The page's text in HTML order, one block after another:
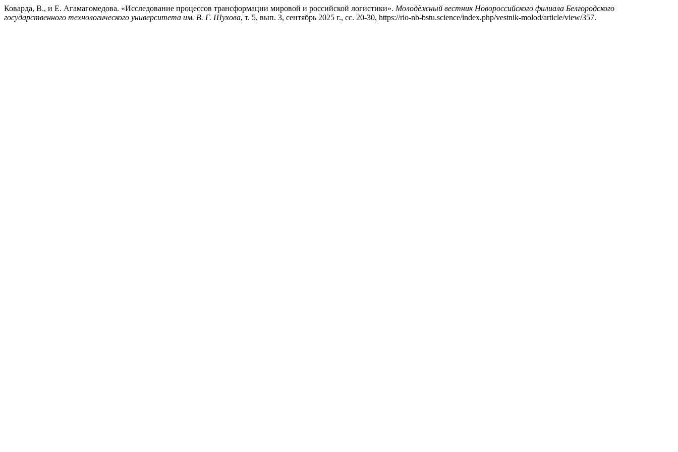
Коварда, В., и Е. Агамагомедова. «Исследование процессов трансформации мировой и российской логистики». Молодёжный вестник Новороссийского филиала Белгородского
государственного технологического университета им. В. Г. Шухова, т. 5, вып. 3, сентябрь 2025 г., сс. 20-30, https://rio-nb-bstu.science/index.php/vestnik-molod/article/view/357.